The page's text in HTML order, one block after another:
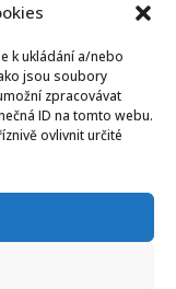
k ukládání a/nebo
jsou soubory
zpracovávat
ID na tomto webu.
ovlivnit určité
je život příliš